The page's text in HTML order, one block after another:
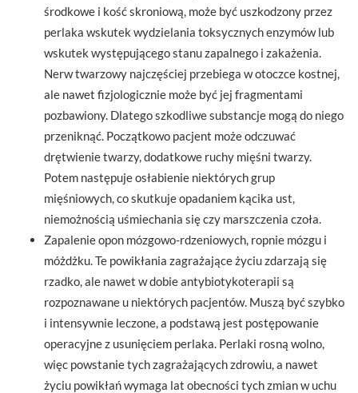
środkowe i kość skroniową, może być uszkodzony przez
perlaka wskutek wydzielania toksycznych enzymów lub
wskutek występującego stanu zapalnego i zakażenia.
Nerw twarzowy najczęściej przebiega w otoczce kostnej,
ale nawet fizjologicznie może być jej fragmentami
pozbawiony. Dlatego szkodliwe substancje mogą do niego
przeniknąć. Początkowo pacjent może odczuwać
drętwienie twarzy, dodatkowe ruchy mięśni twarzy.
Potem następuje osłabienie niektórych grup
mięśniowych, co skutkuje opadaniem kącika ust,
niemożnością uśmiechania się czy marszczenia czoła.
Zapalenie opon mózgowo-rdzeniowych, ropnie mózgu i
móżdżku. Te powikłania zagrażające życiu zdarzają się
rzadko, ale nawet w dobie antybiotykoterapii są
rozpoznawane u niektórych pacjentów. Muszą być szybko
i intensywnie leczone, a podstawą jest postępowanie
operacyjne z usunięciem perlaka. Perlaki rosną wolno,
więc powstanie tych zagrażających zdrowiu, a nawet
życiu powikłań wymaga lat obecności tych zmian w uchu